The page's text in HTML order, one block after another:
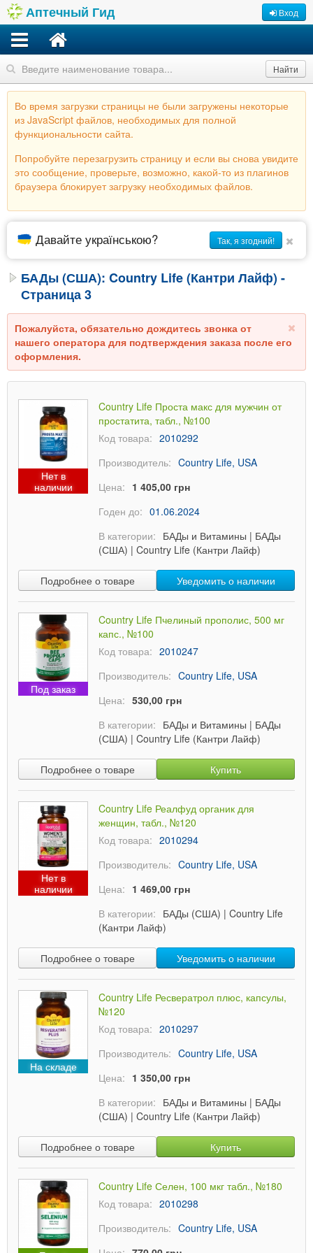
Аптечный Гид Вход
Найти
Во время загрузки страницы не были загружены некоторые
из JavaScript файлов, необходимых для полной
функциональности сайта.
Попробуйте перезагрузить страницу и если вы снова увидите
это сообщение, проверьте, возможно, какой-то из плагинов
браузера блокирует загрузку необходимых файлов.
Давайте українською? Так, я згодний!
БАДы (США): Country Life (Кантри Лайф) -
Страница 3
Пожалуйста, обязательно дождитесь звонка от
нашего оператора для подтверждения заказа после его
оформления.
Нет в
наличии
Country Life Проста макс для мужчин от
простатита, табл., №100
Код товара: 2010292
Производитель: Country Life, USA
Цена: 1 405,00 грн
Годен до: 01.06.2024
В категории: БАДы и Витамины | БАДы
(США) | Country Life (Кантри Лайф)
Подробнее о товаре Уведомить о наличии
Под заказ
Country Life Пчелиный прополис, 500 мг
капс., №100
Код товара: 2010247
Производитель: Country Life, USA
Цена: 530,00 грн
В категории: БАДы и Витамины | БАДы
(США) | Country Life (Кантри Лайф)
Подробнее о товаре Купить
Нет в
наличии
Country Life Реалфуд органик для
женщин, табл., №120
Код товара: 2010294
Производитель: Country Life, USA
Цена: 1 469,00 грн
В категории: БАДы (США) | Country Life
(Кантри Лайф)
Подробнее о товаре Уведомить о наличии
На складе
Country Life Ресвератрол плюс, капсулы,
№120
Код товара: 2010297
Производитель: Country Life, USA
Цена: 1 350,00 грн
В категории: БАДы и Витамины | БАДы
(США) | Country Life (Кантри Лайф)
Подробнее о товаре Купить
Country Life Селен, 100 мкг табл., №180
Код товара: 2010298
Производитель: Country Life, USA